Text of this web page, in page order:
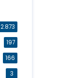
2.873
197
166
3